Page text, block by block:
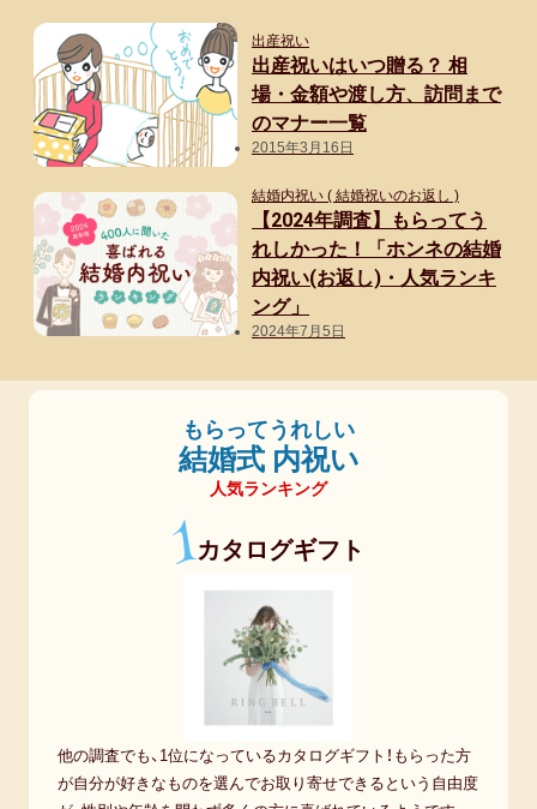
出産祝い
出産祝いはいつ贈る？ 相
場・金額や渡し方、訪問まで
のマナー一覧
2015年3月16日
結婚内祝い ( 結婚祝いのお返し )
【2024年調査】もらってう
れしかった！「ホンネの結婚
内祝い(お返し)・人気ランキ
ング」
2024年7月5日
もらってうれしい
結婚式 内祝い
人気ランキング
1カタログギフト
他の調査でも、1位になっているカタログギフト！もらった方
が自分が好きなものを選んでお取り寄せできるという自由度